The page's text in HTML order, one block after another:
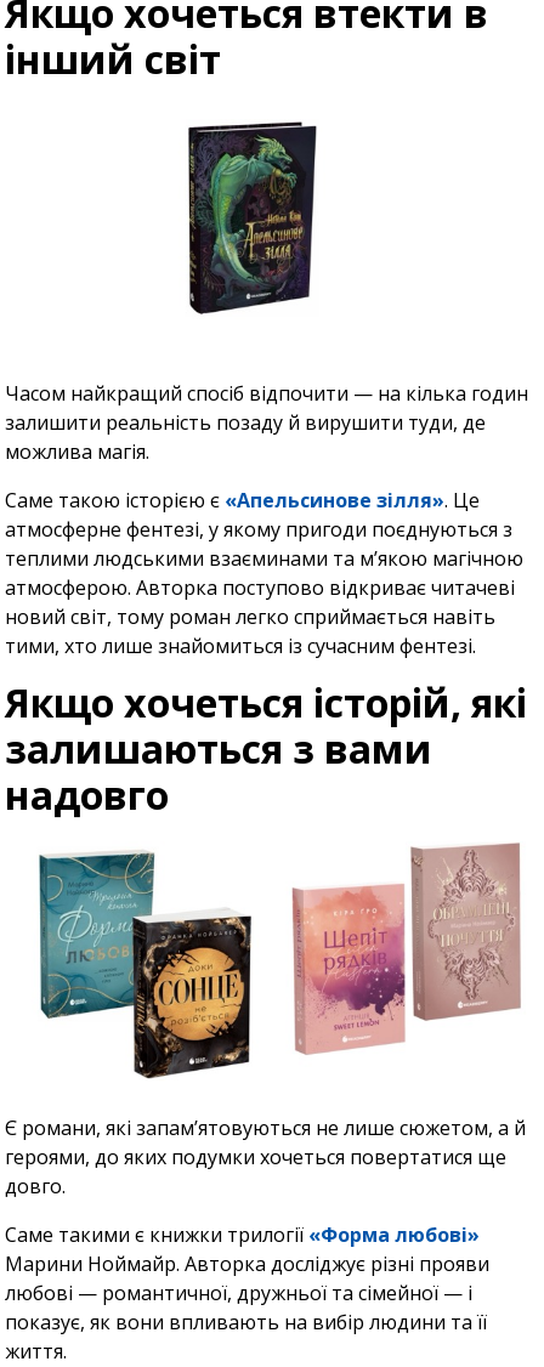
Якщо хочеться втекти в
інший світ
Часом найкращий спосіб відпочити — на кілька годин
залишити реальність позаду й вирушити туди, де
можлива магія.
Саме такою історією є «Апельсинове зілля». Це
атмосферне фентезі, у якому пригоди поєднуються з
теплими людськими взаєминами та м’якою магічною
атмосферою. Авторка поступово відкриває читачеві
новий світ, тому роман легко сприймається навіть
тими, хто лише знайомиться із сучасним фентезі.
Якщо хочеться історій, які
залишаються з вами
надовго
Є романи, які запам’ятовуються не лише сюжетом, а й
героями, до яких подумки хочеться повертатися ще
довго.
Саме такими є книжки трилогії «Форма любові»
Марини Ноймайр. Авторка досліджує різні прояви
любові — романтичної, дружньої та сімейної — і
показує, як вони впливають на вибір людини та її
життя.